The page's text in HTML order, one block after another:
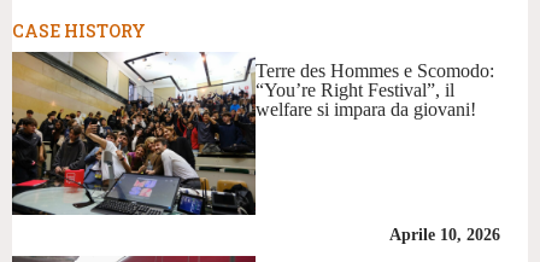
CASE HISTORY
Terre des Hommes e Scomodo:
“You’re Right Festival”, il
welfare si impara da giovani!
Aprile 10, 2026